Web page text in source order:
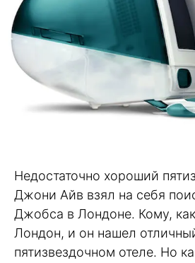
Недостаточно хороший
Джони Айв взял на себя
Джобса в Лондоне. Кому,
Лондон, и он нашел
пятизвездочном отеле. Но